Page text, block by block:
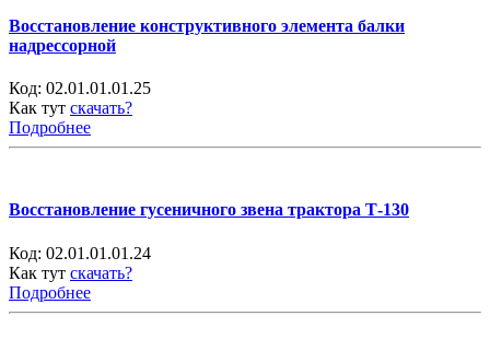
Восстановление конструктивного элемента балки
надрессорной
Код: 02.01.01.01.25
Как тут скачать?
Подробнее
Восстановление гусеничного звена трактора Т-130
Код: 02.01.01.01.24
Как тут скачать?
Подробнее